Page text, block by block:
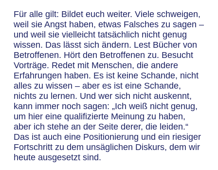
Für alle gilt: Bildet euch weiter. Viele schweigen,
weil sie Angst haben, etwas Falsches zu sagen –
und weil sie vielleicht tatsächlich nicht genug
wissen. Das lässt sich ändern. Lest Bücher von
Betroffenen. Hört den Betroffenen zu. Besucht
Vorträge. Redet mit Menschen, die andere
Erfahrungen haben. Es ist keine Schande, nicht
alles zu wissen – aber es ist eine Schande,
nichts zu lernen. Und wer sich nicht auskennt,
kann immer noch sagen: „Ich weiß nicht genug,
um hier eine qualifizierte Meinung zu haben,
aber ich stehe an der Seite derer, die leiden.“
Das ist auch eine Positionierung und ein riesiger
Fortschritt zu dem unsäglichen Diskurs, dem wir
heute ausgesetzt sind.